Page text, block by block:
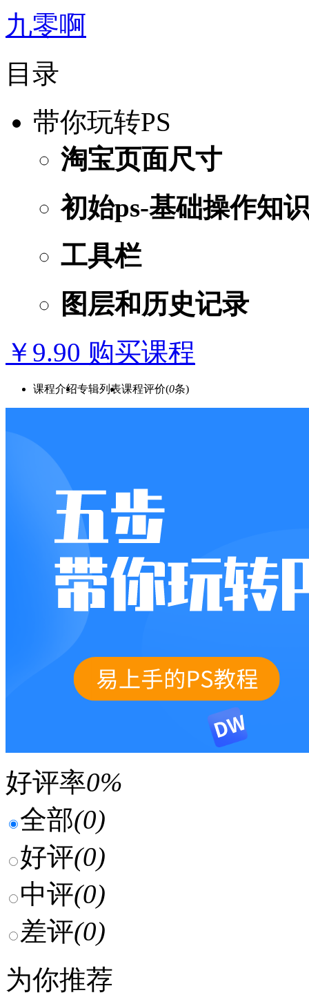
九零啊
目录
带你玩转PS
淘宝页面尺寸
初始ps-基础操作知
工具栏
图层和历史记录
￥9.90 购买课程
课程介绍专辑列表课程评价(0条)
好评率0%
全部(0)
好评(0)
中评(0)
差评(0)
为你推荐